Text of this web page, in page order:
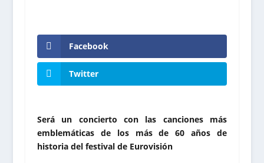
Facebook
Twitter
Será un concierto con las canciones más
emblemáticas de los más de 60 años de
historia del festival de Eurovisión